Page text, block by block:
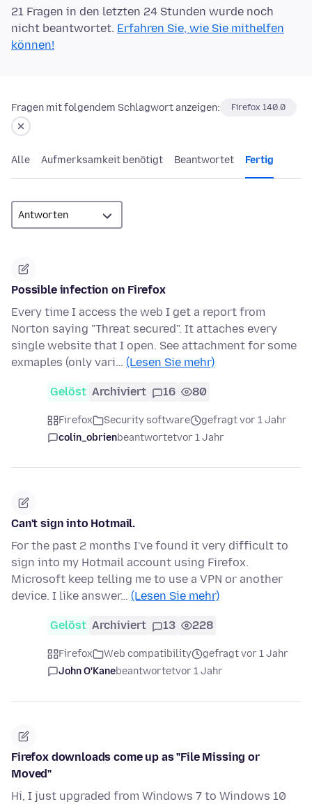
21 Fragen in den letzten 24 Stunden wurde noch
nicht beantwortet. Erfahren Sie, wie Sie mithelfen
können!
Fragen mit folgendem Schlagwort anzeigen: Firefox 140.0
Alle Aufmerksamkeit benötigt Beantwortet Fertig
Possible infection on Firefox
Every time I access the web I get a report from
Norton saying "Threat secured". It attaches every
single website that I open. See attachment for some
exmaples (only vari… (Lesen Sie mehr)
Gelöst Archiviert 16 80
Firefox Security software
gefragt vor 1 Jahr
colin_obrienbeantwortetvor 1 Jahr
Can't sign into Hotmail.
For the past 2 months I've found it very difficult to
sign into my Hotmail account using Firefox.
Microsoft keep telling me to use a VPN or another
device. I like answer… (Lesen Sie mehr)
Gelöst Archiviert 13 228
Firefox Web compatibility
gefragt vor 1 Jahr
John O'Kanebeantwortetvor 1 Jahr
Firefox downloads come up as "File Missing or
Moved"
Hi, I just upgraded from Windows 7 to Windows 10